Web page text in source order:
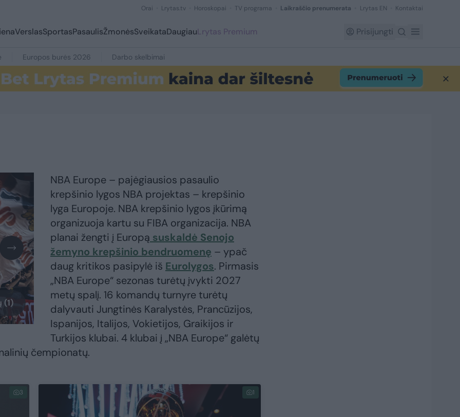
Orai Lrytas.tv Horoskopai TV programa Laikraščio prenumerata Lrytas EN Kontaktai
VerslasSportasPasaulisŽmonėsSveikataDaugiauLrytas Premium Prisijungti
Europos burės 2026 Darbo skelbimai
(1)
NBA Europe – pajėgiausios pasaulio
krepšinio lygos NBA projektas – krepšinio
lyga Europoje. NBA krepšinio lygos įkūrimą
organizuoja kartu su FIBA organizacija. NBA
planai žengti į Europą suskaldė Senojo
žemyno krepšinio bendruomenę – ypač
daug kritikos pasipylė iš Eurolygos. Pirmasis
„NBA Europe“ sezonas turėtų įvykti 2027
metų spalį. 16 komandų turnyre turėtų
dalyvauti Jungtinės Karalystės, Prancūzijos,
Ispanijos, Italijos, Vokietijos, Graikijos ir
Turkijos klubai. 4 klubai į „NBA Europe“ galėtų
čempionatų.
3 1